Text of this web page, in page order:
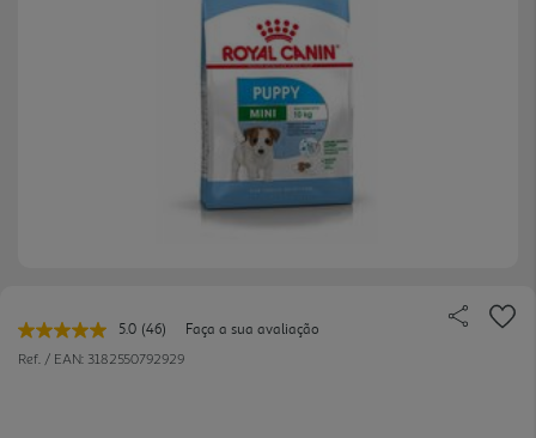
5.0 Leu
46
(46)
Faça a sua avaliação
Ref. / EAN: 3182550792929